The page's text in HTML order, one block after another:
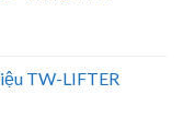
TW-LIFTER